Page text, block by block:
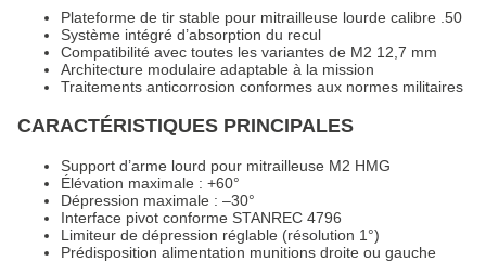
Plateforme de tir stable pour mitrailleuse lourde calibre .50
Système intégré d’absorption du recul
Compatibilité avec toutes les variantes de M2 12,7 mm
Architecture modulaire adaptable à la mission
Traitements anticorrosion conformes aux normes militaires
CARACTÉRISTIQUES PRINCIPALES
Support d’arme lourd pour mitrailleuse M2 HMG
Élévation maximale : +60°
Dépression maximale : –30°
Interface pivot conforme STANREC 4796
Limiteur de dépression réglable (résolution 1°)
Prédisposition alimentation munitions droite ou gauche